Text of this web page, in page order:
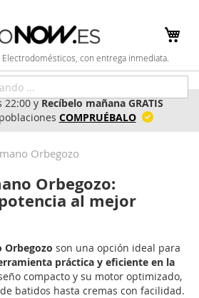
con entrega inmediata.
22:00 yRecíbelo mañana GRATIS
COMPRUÉBALO
Orbegozo
Orbegozo:
al mejor
Orbegozo son una opción ideal para
práctica y eficiente en la
compacto y su motor optimizado,
batidos hasta cremas con facilidad.